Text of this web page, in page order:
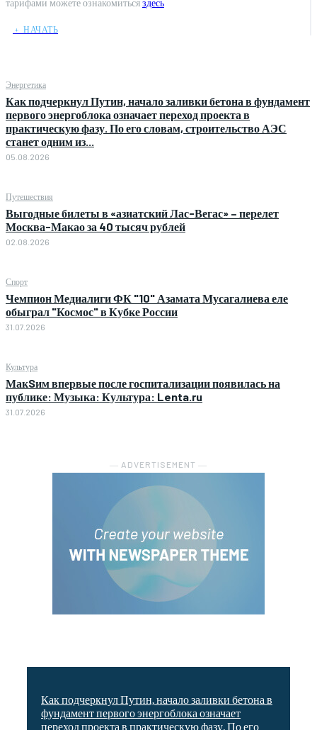
﹢ НАЧАТЬ
Энергетика
Как подчеркнул Путин, начало заливки бетона в фундамент
первого энергоблока означает переход проекта в
практическую фазу. По его словам, строительство АЭС
станет одним из...
05.08.2026
Путешествия
Выгодные билеты в «азиатский Лас-Вегас» – перелет
Москва-Макао за 40 тысяч рублей
02.08.2026
Спорт
Чемпион Медиалиги ФК "10" Азамата Мусагалиева еле
обыграл "Космос" в Кубке России
31.07.2026
Культура
МакSим впервые после госпитализации появилась на
публике: Музыка: Культура: Lenta.ru
31.07.2026
― ADVERTISEMENT ―
Как подчеркнул Путин, начало заливки бетона в
фундамент первого энергоблока означает
переход проекта в практическую фазу. По его